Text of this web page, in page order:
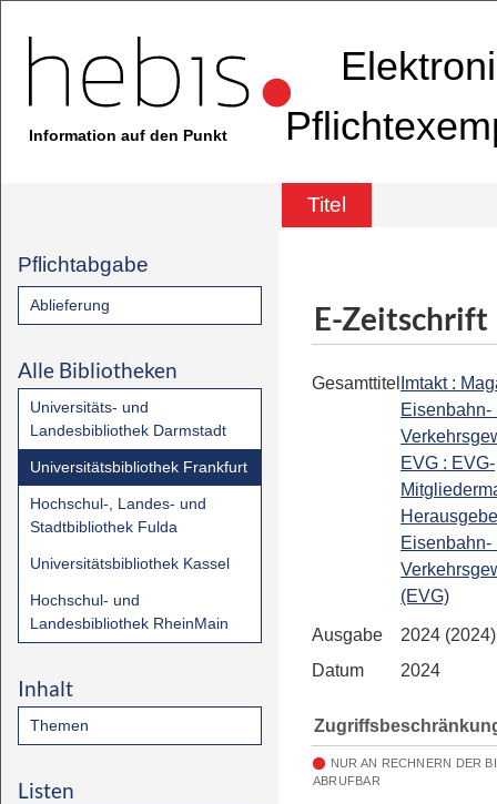
Information auf den Punkt
Titel
Pflichtabgabe
Ablieferung
Alle Bibliotheken
Universitäts- und
Landesbibliothek Darmstadt
Universitätsbibliothek Frankfurt
Hochschul-, Landes- und
Stadtbibliothek Fulda
Universitätsbibliothek Kassel
Hochschul- und
Landesbibliothek RheinMain
Inhalt
Themen
Listen
E-Zeitschrift
Gesamttitel Imtakt :
Eisenbahn-
EVG : EVG-
Eisenbahn-
(EVG)
Ausgabe
2024
Datum
2024
NUR AN RECHNERN DER
ABRUFBAR